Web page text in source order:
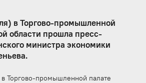
в Торгово-промышленной
области прошла пресс-
министра экономики
Торгово-промышленной палате